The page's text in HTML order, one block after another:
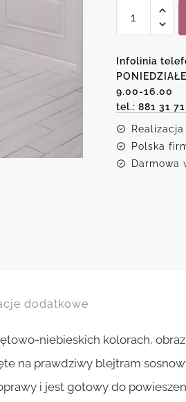
Abstrakcyjny
zielono-
turkusowy
'wybuch
lawy'
Infolinia
9.00-16.00
tel.: 881 31
Polska
Darmowa
dodatkowe
niebieskich kolorach,
na prawdziwy blejtram
i jest gotowy do